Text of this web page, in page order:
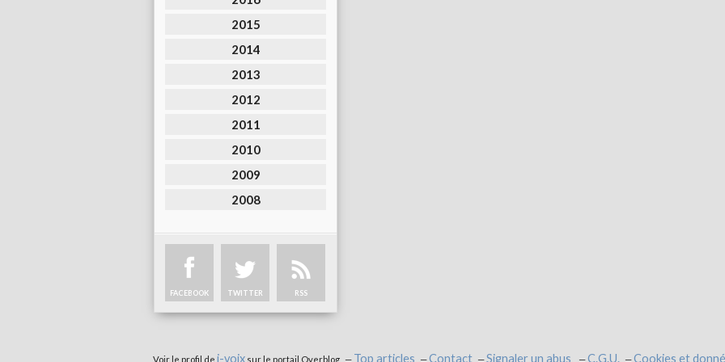
2015
2014
2013
2012
2011
2010
2009
2008
FACEBOOK TWITTER RSS
Voir le profil de i-voixsur le portail Overblog Top articles Contact Signaler un abus C.G.U. Cookies et